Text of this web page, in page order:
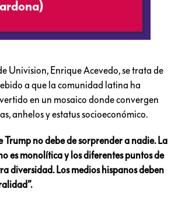
Univision, Enrique Acevedo, se trata de
a que la comunidad latina ha
en un mosaico donde convergen
anhelos y estatus socioeconómico.
Trump no debe de sorprender a nadie. La
es monolítica y los diferentes puntos de
diversidad. Los medios hispanos deben